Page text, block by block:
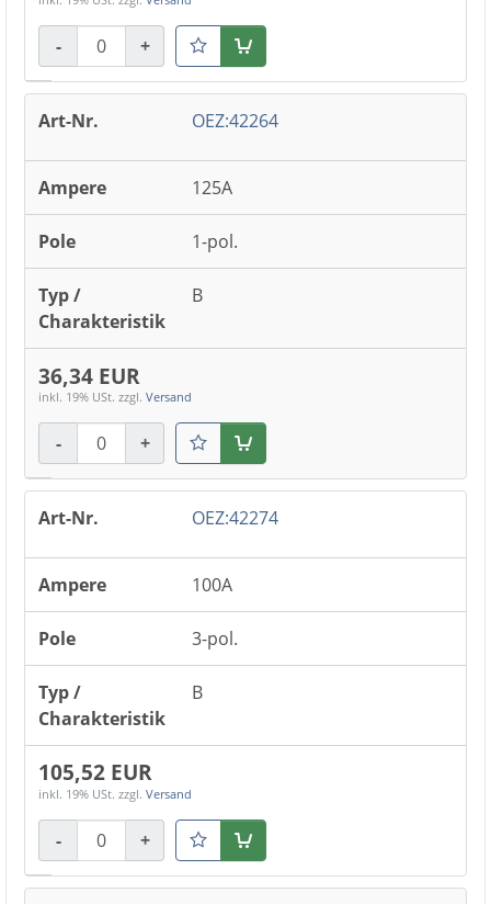
- +
OEZ:42264
125A
1-pol.
B
36,34 EUR
inkl. 19% USt. zzgl. Versand
- +
OEZ:42274
100A
3-pol.
B
105,52 EUR
inkl. 19% USt. zzgl. Versand
- +